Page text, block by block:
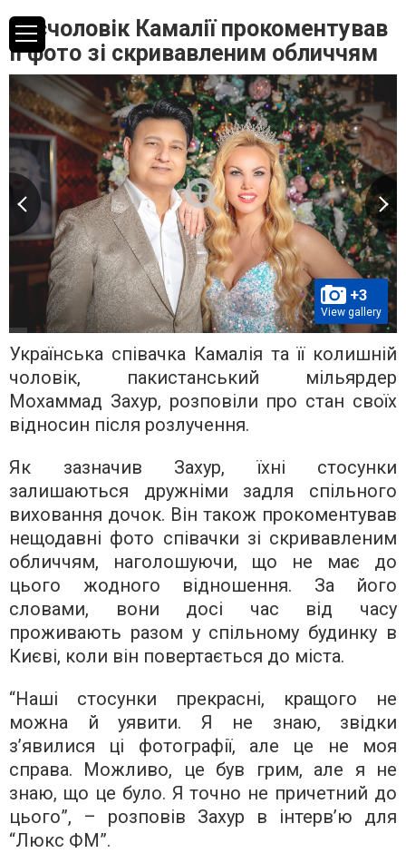
Ексчоловік Камалії прокоментував
її фото зі скривавленим обличчям
+3
View gallery
Українська співачка Камалія та її колишній
чоловік, пакистанський мільярдер
Мохаммад Захур, розповіли про стан своїх
відносин після розлучення.
Як зазначив Захур, їхні стосунки
залишаються дружніми задля спільного
виховання дочок. Він також прокоментував
нещодавні фото співачки зі скривавленим
обличчям, наголошуючи, що не має до
цього жодного відношення. За його
словами, вони досі час від часу
проживають разом у спільному будинку в
Києві, коли він повертається до міста.
“Наші стосунки прекрасні, кращого не
можна й уявити. Я не знаю, звідки
з’явилися ці фотографії, але це не моя
справа. Можливо, це був грим, але я не
знаю, що це було. Я точно не причетний до
цього”, – розповів Захур в інтерв’ю для
“Люкс ФМ”.